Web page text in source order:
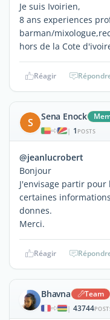
Je suis Ivoirien,
8 ans experiences
barman/
hors de la Cote
Réagir
S Sena Enock
| 1 POSTS
@jeanlucrobert
Bonjour
J'envisage partir pour
certaines
donnes.
Merci.
Réagir
Bhavna Team
| 43744